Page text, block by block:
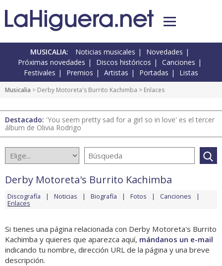
MUSICALIA: Noticias musicales
Novedades
Próximas novedades
Discos históricos
Canciones
Festivales
Premios Artistas Portadas Listas
Musicalia > Derby Motoreta's Burrito Kachimba > Enlaces
Destacado: 'You seem pretty sad for a girl so in love' es el tercer
álbum de Olivia Rodrigo
Derby Motoreta's Burrito Kachimba
Discografía Noticias Biografía Fotos Canciones
Enlaces
Si tienes una página relacionada con Derby Motoreta's Burrito
Kachimba y quieres que aparezca aquí, mándanos un e-mail
indicando tu nombre, dirección URL de la página y una breve
descripción.